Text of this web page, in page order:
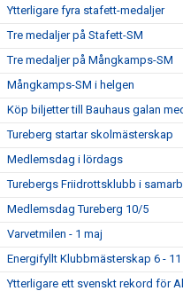
Ytterligare fyra stafett-medaljer
Tre medaljer på Stafett-SM
Tre medaljer på Mångkamps-SM
Mångkamps-SM i helgen
Köp biljetter till Bauhaus galan
Tureberg startar skolmästerskap
Medlemsdag i lördags
Turebergs Friidrottsklubb i
Medlemsdag Tureberg 10/5
Varvetmilen - 1 maj
Energifyllt Klubbmästerskap 6 - 11
Ytterligare ett svenskt rekord för